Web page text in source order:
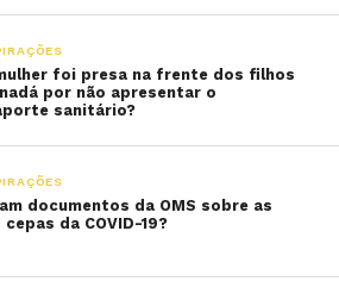
foi presa na frente dos filhos
por não apresentar o
sanitário?
documentos da OMS sobre as
cepas da COVID-19?